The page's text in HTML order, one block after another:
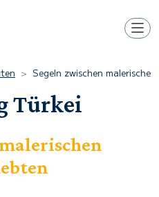
Segeln zwischen
Türkei